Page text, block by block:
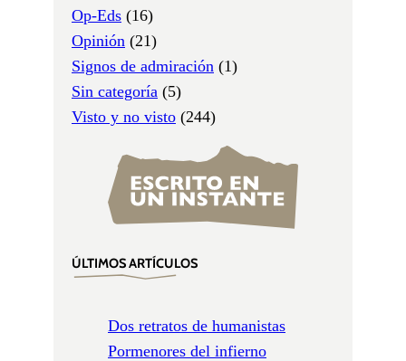
Op-Eds (16)
Opinión (21)
Signos de admiración (1)
Sin categoría (5)
Visto y no visto (244)
ÚLTIMOS ARTÍCULOS
Dos retratos de humanistas
Pormenores del infierno